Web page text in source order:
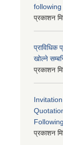
following
प्रकाशन
प्राविधिक
खोल्ने
प्रकाशन
प्रकाशन